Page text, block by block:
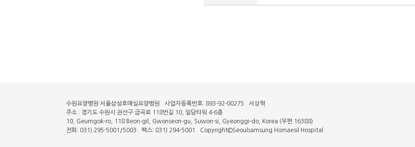
수원요양병원 서울삼성호매실요양병원 사업자등록번호: 893-92-00275
서상혁
주소 : 경기도 수원시 권선구 금곡로 118번길 10, 일담타워 4-6층
10, Geumgok-ro, 118 Beon-gil, Gwonseon-gu, Suwon-si, Gyeonggi-do, Korea (우편 16388)
전화: 031) 295-5001/5003
팩스: 031) 294-5001 Copyright©Seoulsamsung Homaesil Hospital